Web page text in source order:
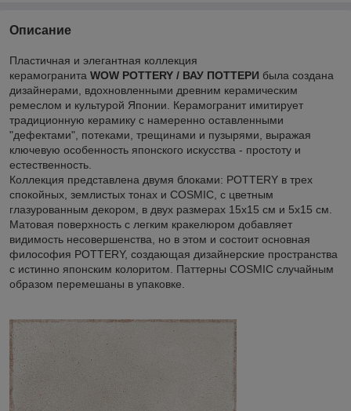
Описание
Пластичная и элегантная коллекция
керамогранита WOW POTTERY / ВАУ ПОТТЕРИ была создана
дизайнерами, вдохновленными древним керамическим
ремеслом и культурой Японии. Керамогранит имитирует
традиционную керамику с намеренно оставленными
"дефектами", потеками, трещинами и пузырями, выражая
ключевую особенность японского искусства - простоту и
естественность.
Коллекция представлена двумя блоками: POTTERY в трех
спокойных, землистых тонах и COSMIC, с цветным
глазурованным декором, в двух размерах 15x15 см и 5x15 см.
Матовая поверхность с легким кракелюром добавляет
видимость несовершенства, но в этом и состоит основная
философия POTTERY, создающая дизайнерские пространства
с истинно японским колоритом. Паттерны COSMIC случайным
образом перемешаны в упаковке.